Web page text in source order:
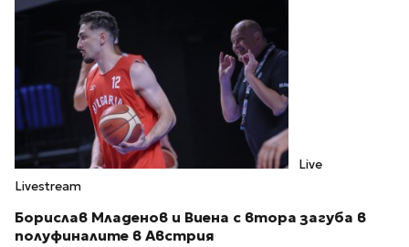
Live
Livestream
Борислав Младенов и Виена с втора загуба в
полуфиналите в Австрия